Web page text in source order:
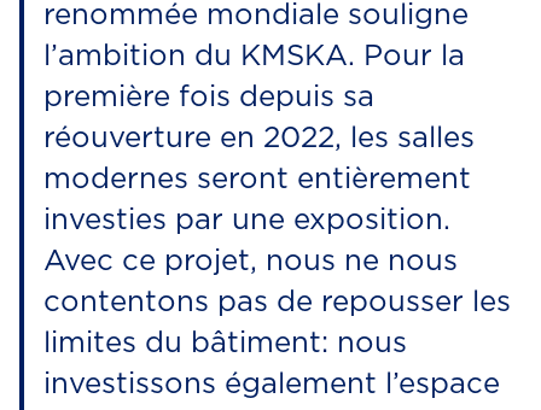
renommée mondiale souligne
l’ambition du KMSKA. Pour la
première fois depuis sa
réouverture en 2022, les salles
modernes seront entièrement
investies par une exposition.
Avec ce projet, nous ne nous
contentons pas de repousser les
limites du bâtiment: nous
investissons également l’espace